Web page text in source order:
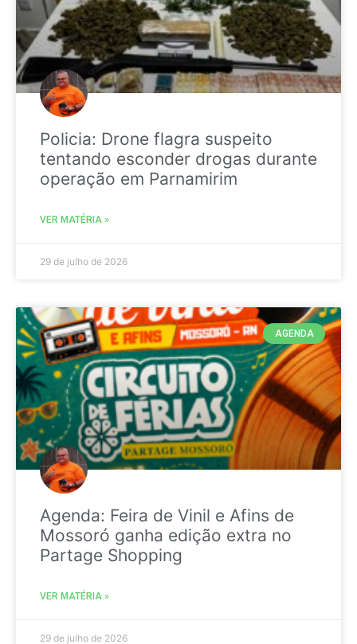
Policia: Drone flagra suspeito
tentando esconder drogas durante
operação em Parnamirim
VER MATÉRIA »
29 de julho de 2026
AGENDA
Agenda: Feira de Vinil e Afins de
Mossoró ganha edição extra no
Partage Shopping
VER MATÉRIA »
29 de julho de 2026